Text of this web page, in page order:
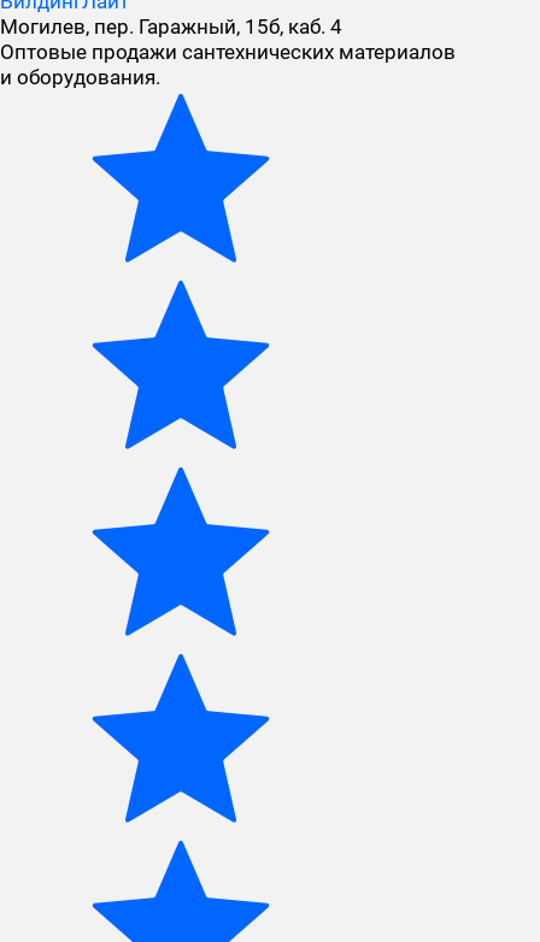
Могилев, пер. Гаражный, 15б, каб. 4
Оптовые продажи сантехнических материалов
и оборудования.